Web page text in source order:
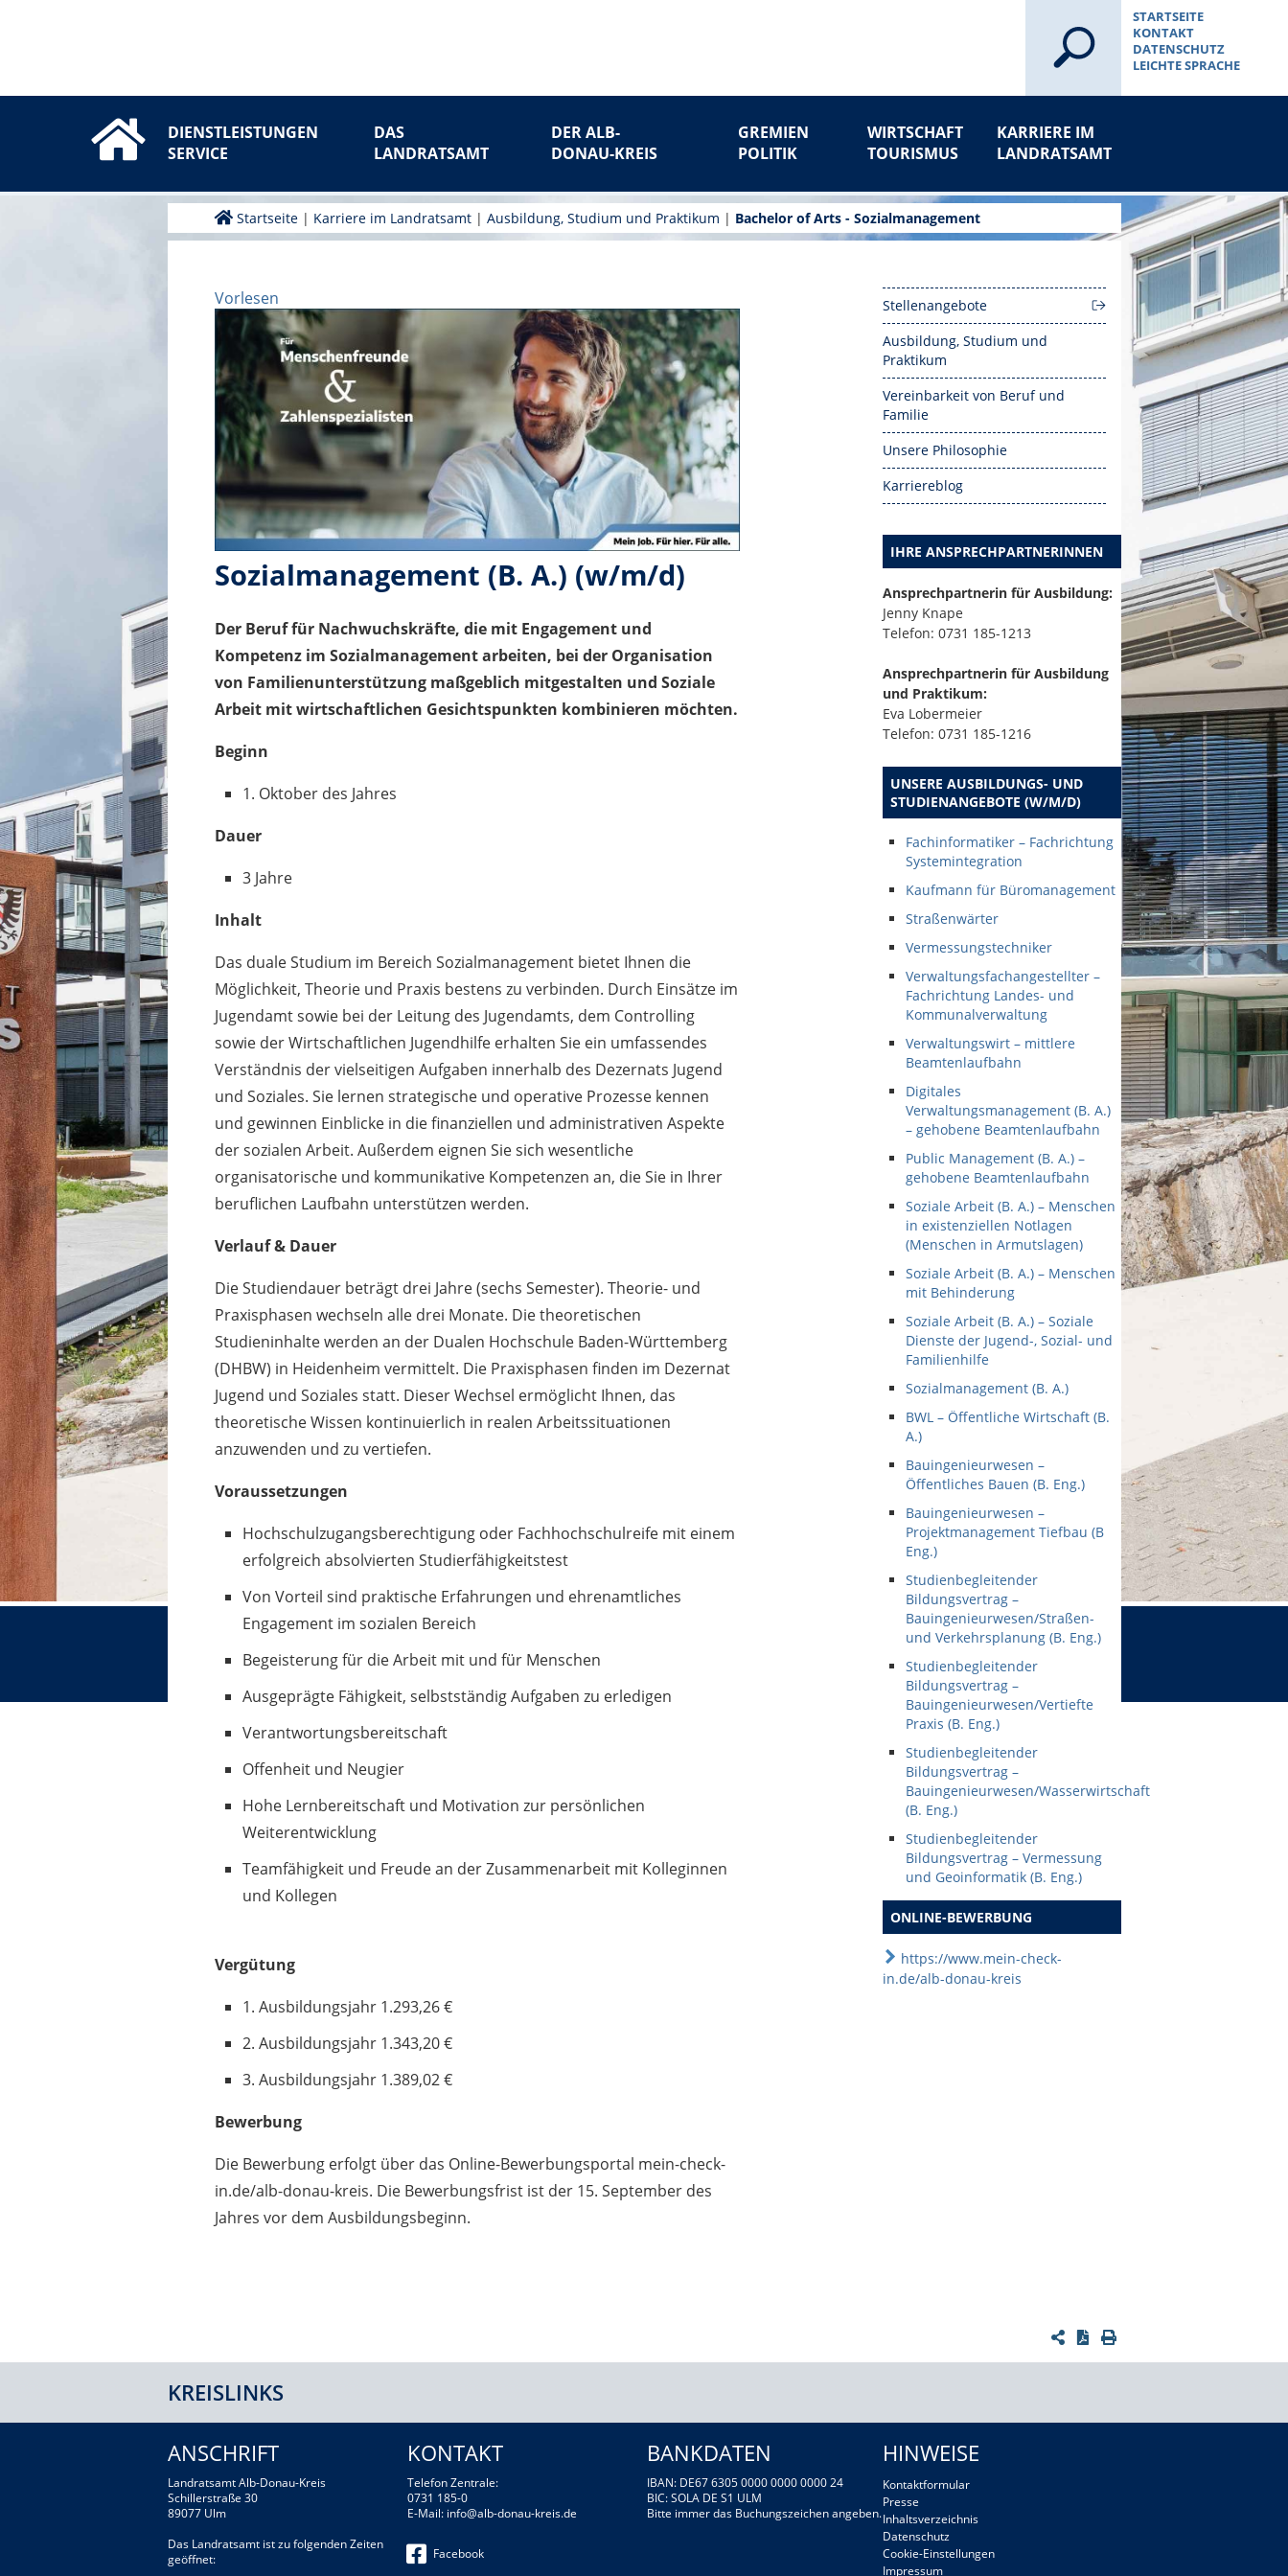
STARTSEITE
KONTAKT
DATENSCHUTZ
LEICHTE SPRACHE
DIENSTLEISTUNGEN
SERVICE
DAS
LANDRATSAMT
DER ALB-
DONAU-KREIS
GREMIEN
POLITIK
WIRTSCHAFT
TOURISMUS
KARRIERE IM
LANDRATSAMT
Startseite | Karriere im Landratsamt |Ausbildung, Studium und Praktikum | Bachelor of Arts - Sozialmanagement
Vorlesen
Sozialmanagement (B. A.) (w/m/d)
Der Beruf für Nachwuchskräfte, die mit Engagement und
Kompetenz im Sozialmanagement arbeiten, bei der Organisation
von Familienunterstützung maßgeblich mitgestalten und Soziale
Arbeit mit wirtschaftlichen Gesichtspunkten kombinieren möchten.
Beginn
1. Oktober des Jahres
Dauer
3 Jahre
Inhalt
Das duale Studium im Bereich Sozialmanagement bietet Ihnen die
Möglichkeit, Theorie und Praxis bestens zu verbinden. Durch Einsätze im
Jugendamt sowie bei der Leitung des Jugendamts, dem Controlling
sowie der Wirtschaftlichen Jugendhilfe erhalten Sie ein umfassendes
Verständnis der vielseitigen Aufgaben innerhalb des Dezernats Jugend
und Soziales. Sie lernen strategische und operative Prozesse kennen
und gewinnen Einblicke in die finanziellen und administrativen Aspekte
der sozialen Arbeit. Außerdem eignen Sie sich wesentliche
organisatorische und kommunikative Kompetenzen an, die Sie in Ihrer
beruflichen Laufbahn unterstützen werden.
Verlauf & Dauer
Die Studiendauer beträgt drei Jahre (sechs Semester). Theorie- und
Praxisphasen wechseln alle drei Monate. Die theoretischen
Studieninhalte werden an der Dualen Hochschule Baden-Württemberg
(DHBW) in Heidenheim vermittelt. Die Praxisphasen finden im Dezernat
Jugend und Soziales statt. Dieser Wechsel ermöglicht Ihnen, das
theoretische Wissen kontinuierlich in realen Arbeitssituationen
anzuwenden und zu vertiefen.
Voraussetzungen
Hochschulzugangsberechtigung oder Fachhochschulreife mit einem
erfolgreich absolvierten Studierfähigkeitstest
Von Vorteil sind praktische Erfahrungen und ehrenamtliches
Engagement im sozialen Bereich
Begeisterung für die Arbeit mit und für Menschen
Ausgeprägte Fähigkeit, selbstständig Aufgaben zu erledigen
Verantwortungsbereitschaft
Offenheit und Neugier
Hohe Lernbereitschaft und Motivation zur persönlichen
Weiterentwicklung
Teamfähigkeit und Freude an der Zusammenarbeit mit Kolleginnen
und Kollegen
Vergütung
1. Ausbildungsjahr 1.293,26 €
2. Ausbildungsjahr 1.343,20 €
3. Ausbildungsjahr 1.389,02 €
Bewerbung
Die Bewerbung erfolgt über das Online-Bewerbungsportal mein-check-
in.de/alb-donau-kreis. Die Bewerbungsfrist ist der 15. September des
Jahres vor dem Ausbildungsbeginn.
Stellenangebote
Ausbildung, Studium und
Praktikum
Vereinbarkeit von Beruf und
Familie
Unsere Philosophie
Karriereblog
IHRE ANSPRECHPARTNERINNEN
Ansprechpartnerin für Ausbildung:
Jenny Knape
Telefon: 0731 185-1213
Ansprechpartnerin für Ausbildung
und Praktikum:
Eva Lobermeier
Telefon: 0731 185-1216
UNSERE AUSBILDUNGS- UND
STUDIENANGEBOTE (W/M/D)
Fachinformatiker – Fachrichtung
Systemintegration
Kaufmann für Büromanagement
Straßenwärter
Vermessungstechniker
Verwaltungsfachangestellter –
Fachrichtung Landes- und
Kommunalverwaltung
Verwaltungswirt – mittlere
Beamtenlaufbahn
Digitales
Verwaltungsmanagement (B. A.)
– gehobene Beamtenlaufbahn
Public Management (B. A.) –
gehobene Beamtenlaufbahn
Soziale Arbeit (B. A.) – Menschen
in existenziellen Notlagen
(Menschen in Armutslagen)
Soziale Arbeit (B. A.) – Menschen
mit Behinderung
Soziale Arbeit (B. A.) – Soziale
Dienste der Jugend-, Sozial- und
Familienhilfe
Sozialmanagement (B. A.)
BWL – Öffentliche Wirtschaft (B.
A.)
Bauingenieurwesen –
Öffentliches Bauen (B. Eng.)
Bauingenieurwesen –
Projektmanagement Tiefbau (B
Eng.)
Studienbegleitender
Bildungsvertrag –
Bauingenieurwesen/Straßen-
und Verkehrsplanung (B. Eng.)
Studienbegleitender
Bildungsvertrag –
Bauingenieurwesen/Vertiefte
Praxis (B. Eng.)
Studienbegleitender
Bildungsvertrag –
Bauingenieurwesen/Wasserwirtschaft
(B. Eng.)
Studienbegleitender
Bildungsvertrag – Vermessung
und Geoinformatik (B. Eng.)
ONLINE-BEWERBUNG
https://www.mein-check-
in.de/alb-donau-kreis
KREISLINKS
ANSCHRIFT
Landratsamt Alb-Donau-Kreis
Schillerstraße 30
89077 Ulm
Das Landratsamt ist zu folgenden Zeiten
geöffnet:
KONTAKT
Telefon Zentrale:
0731 185-0
E-Mail: info@alb-donau-kreis.de
Facebook
BANKDATEN
IBAN: DE67 6305 0000 0000 0000 24
BIC: SOLA DE S1 ULM
Bitte immer das Buchungszeichen angeben.
HINWEISE
Kontaktformular
Presse
Inhaltsverzeichnis
Datenschutz
Cookie-Einstellungen
Impressum